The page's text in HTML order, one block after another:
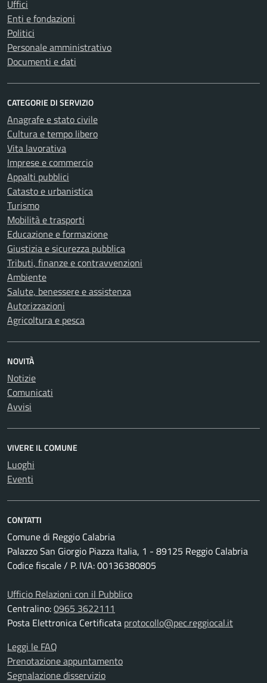
Uffici
Enti e fondazioni
Politici
Personale amministrativo
Documenti e dati
CATEGORIE DI SERVIZIO
Anagrafe e stato civile
Cultura e tempo libero
Vita lavorativa
Imprese e commercio
Appalti pubblici
Catasto e urbanistica
Turismo
Mobilità e trasporti
Educazione e formazione
Giustizia e sicurezza pubblica
Tributi, finanze e contravvenzioni
Ambiente
Salute, benessere e assistenza
Autorizzazioni
Agricoltura e pesca
NOVITÀ
Notizie
Comunicati
Avvisi
VIVERE IL COMUNE
Luoghi
Eventi
CONTATTI
Comune di Reggio Calabria
Palazzo San Giorgio Piazza Italia, 1 - 89125 Reggio Calabria
Codice fiscale / P. IVA: 00136380805
Ufficio Relazioni con il Pubblico
Centralino:0965 3622111
Posta Elettronica Certificata protocollo@pec.reggiocal.it
Leggi le FAQ
Prenotazione appuntamento
Segnalazione disservizio